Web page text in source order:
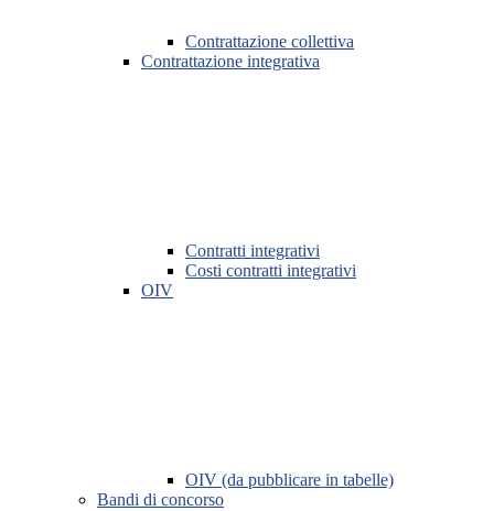
Contrattazione collettiva
Contrattazione integrativa
Contratti integrativi
Costi contratti integrativi
OIV
OIV (da pubblicare in tabelle)
Bandi di concorso